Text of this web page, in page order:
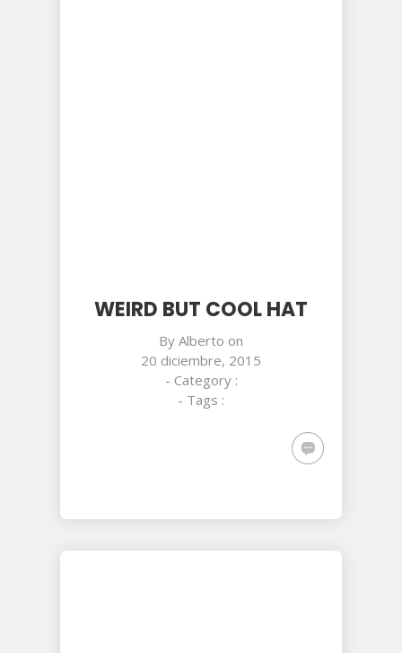
WEIRD BUT COOL HAT
By Alberto on
20 diciembre, 2015
- Category :
- Tags :